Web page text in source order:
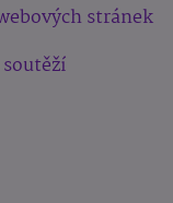
stránek